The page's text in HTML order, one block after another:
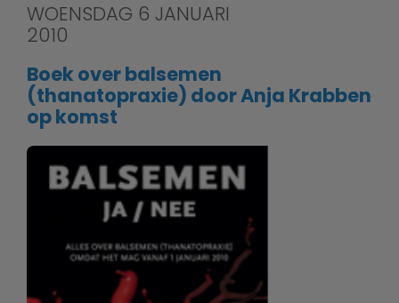
WOENSDAG 6 JANUARI
2010
Boek over balsemen
(thanatopraxie) door Anja Krabben
op komst